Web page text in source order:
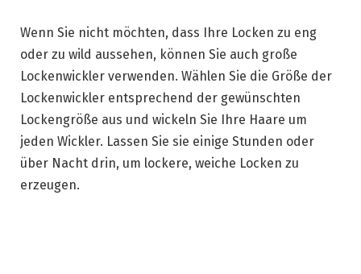
Wenn Sie nicht möchten, dass Ihre Locken zu eng
oder zu wild aussehen, können Sie auch große
Lockenwickler verwenden. Wählen Sie die Größe der
Lockenwickler entsprechend der gewünschten
Lockengröße aus und wickeln Sie Ihre Haare um
jeden Wickler. Lassen Sie sie einige Stunden oder
über Nacht drin, um lockere, weiche Locken zu
erzeugen.